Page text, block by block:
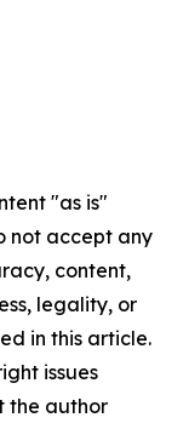
"as is"
not accept any
content,
legality, or
in this article.
issues
the author